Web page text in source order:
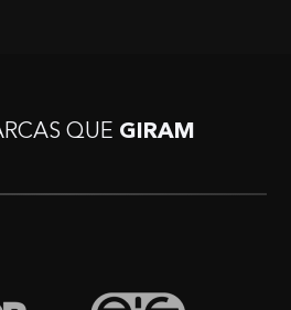
QUE GIRAM